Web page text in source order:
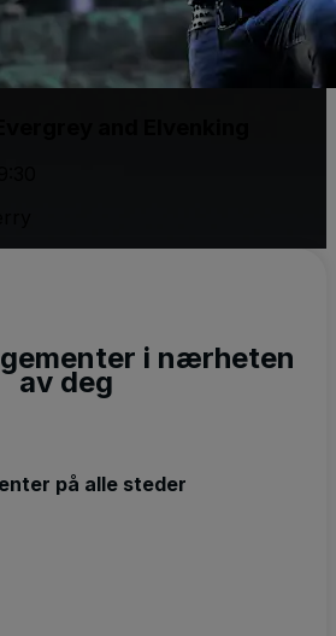
i nærheten
av deg
på alle steder